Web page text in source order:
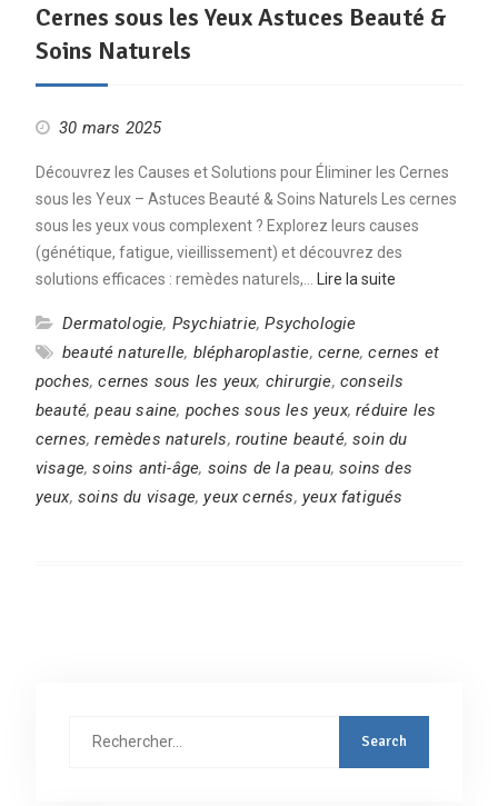
Cernes sous les Yeux Astuces Beauté &
Soins Naturels
30 mars 2025
Découvrez les Causes et Solutions pour Éliminer les Cernes
sous les Yeux – Astuces Beauté & Soins Naturels Les cernes
sous les yeux vous complexent ? Explorez leurs causes
(génétique, fatigue, vieillissement) et découvrez des
solutions efficaces : remèdes naturels,…
Lire la suite
Dermatologie, Psychiatrie,Psychologie
beauté naturelle, blépharoplastie, cerne,cernes et
poches,cernes sous les yeux, chirurgie, conseils
beauté,peau saine, poches sous les yeux,réduire les
cernes,remèdes naturels, routine beauté,soin du
visage,soins anti-âge, soins de la peau,soins des
yeux, soins du visage,yeux cernés, yeux fatigués